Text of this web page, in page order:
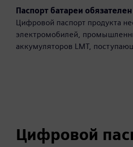
Паспорт батареи обязателен
Цифровой паспорт продукта
электромобилей,
аккумуляторов LMT,
Цифровой